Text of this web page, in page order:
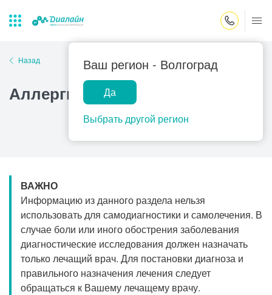
Ваш регион - Волгоград
Да
Выбрать другой регион
Лаборатории
Центр помощи
на дому
Закрыть поиск
Популярные запросы
Прием гинеколога
Прием гастроэнтеролога
Прием офтальмолога
Прием уролога
Прием хирурга
Прием кардиолога
Назад
Аллергическая энтеропатия
ВАЖНО
Информацию из данного раздела нельзя
использовать для самодиагностики и самолечения. В
случае боли или иного обострения заболевания
диагностические исследования должен назначать
только лечащий врач. Для постановки диагноза и
правильного назначения лечения следует
обращаться к Вашему лечащему врачу.